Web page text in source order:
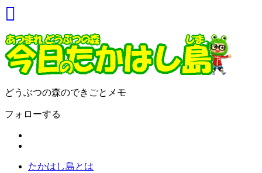
どうぶつの森のできごとメモ
フォローする
たかはし島とは